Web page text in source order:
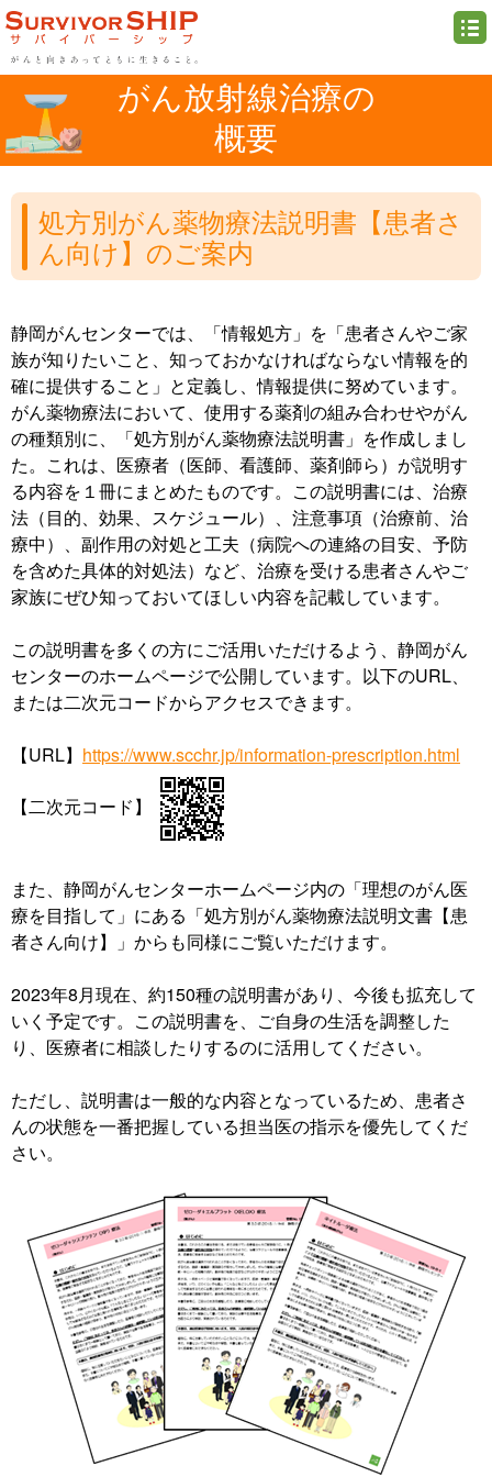
がん放射線治療の
概要
処方別がん薬物療法説明書【患者さ
ん向け】のご案内
静岡がんセンターでは、「情報処方」を「患者さんやご家
族が知りたいこと、知っておかなければならない情報を的
確に提供すること」と定義し、情報提供に努めています。
がん薬物療法において、使用する薬剤の組み合わせやがん
の種類別に、「処方別がん薬物療法説明書」を作成しまし
た。これは、医療者（医師、看護師、薬剤師ら）が説明す
る内容を１冊にまとめたものです。この説明書には、治療
法（目的、効果、スケジュール）、注意事項（治療前、治
療中）、副作用の対処と工夫（病院への連絡の目安、予防
を含めた具体的対処法）など、治療を受ける患者さんやご
家族にぜひ知っておいてほしい内容を記載しています。
この説明書を多くの方にご活用いただけるよう、静岡がん
センターのホームページで公開しています。以下のURL、
または二次元コードからアクセスできます。
【URL】 https://www.scchr.jp/information-prescription.html
【二次元コード】
また、静岡がんセンターホームページ内の「理想のがん医
療を目指して」にある「処方別がん薬物療法説明文書【患
者さん向け】」からも同様にご覧いただけます。
2023年8月現在、約150種の説明書があり、今後も拡充して
いく予定です。この説明書を、ご自身の生活を調整した
り、医療者に相談したりするのに活用してください。
ただし、説明書は一般的な内容となっているため、患者さ
んの状態を一番把握している担当医の指示を優先してくだ
さい。